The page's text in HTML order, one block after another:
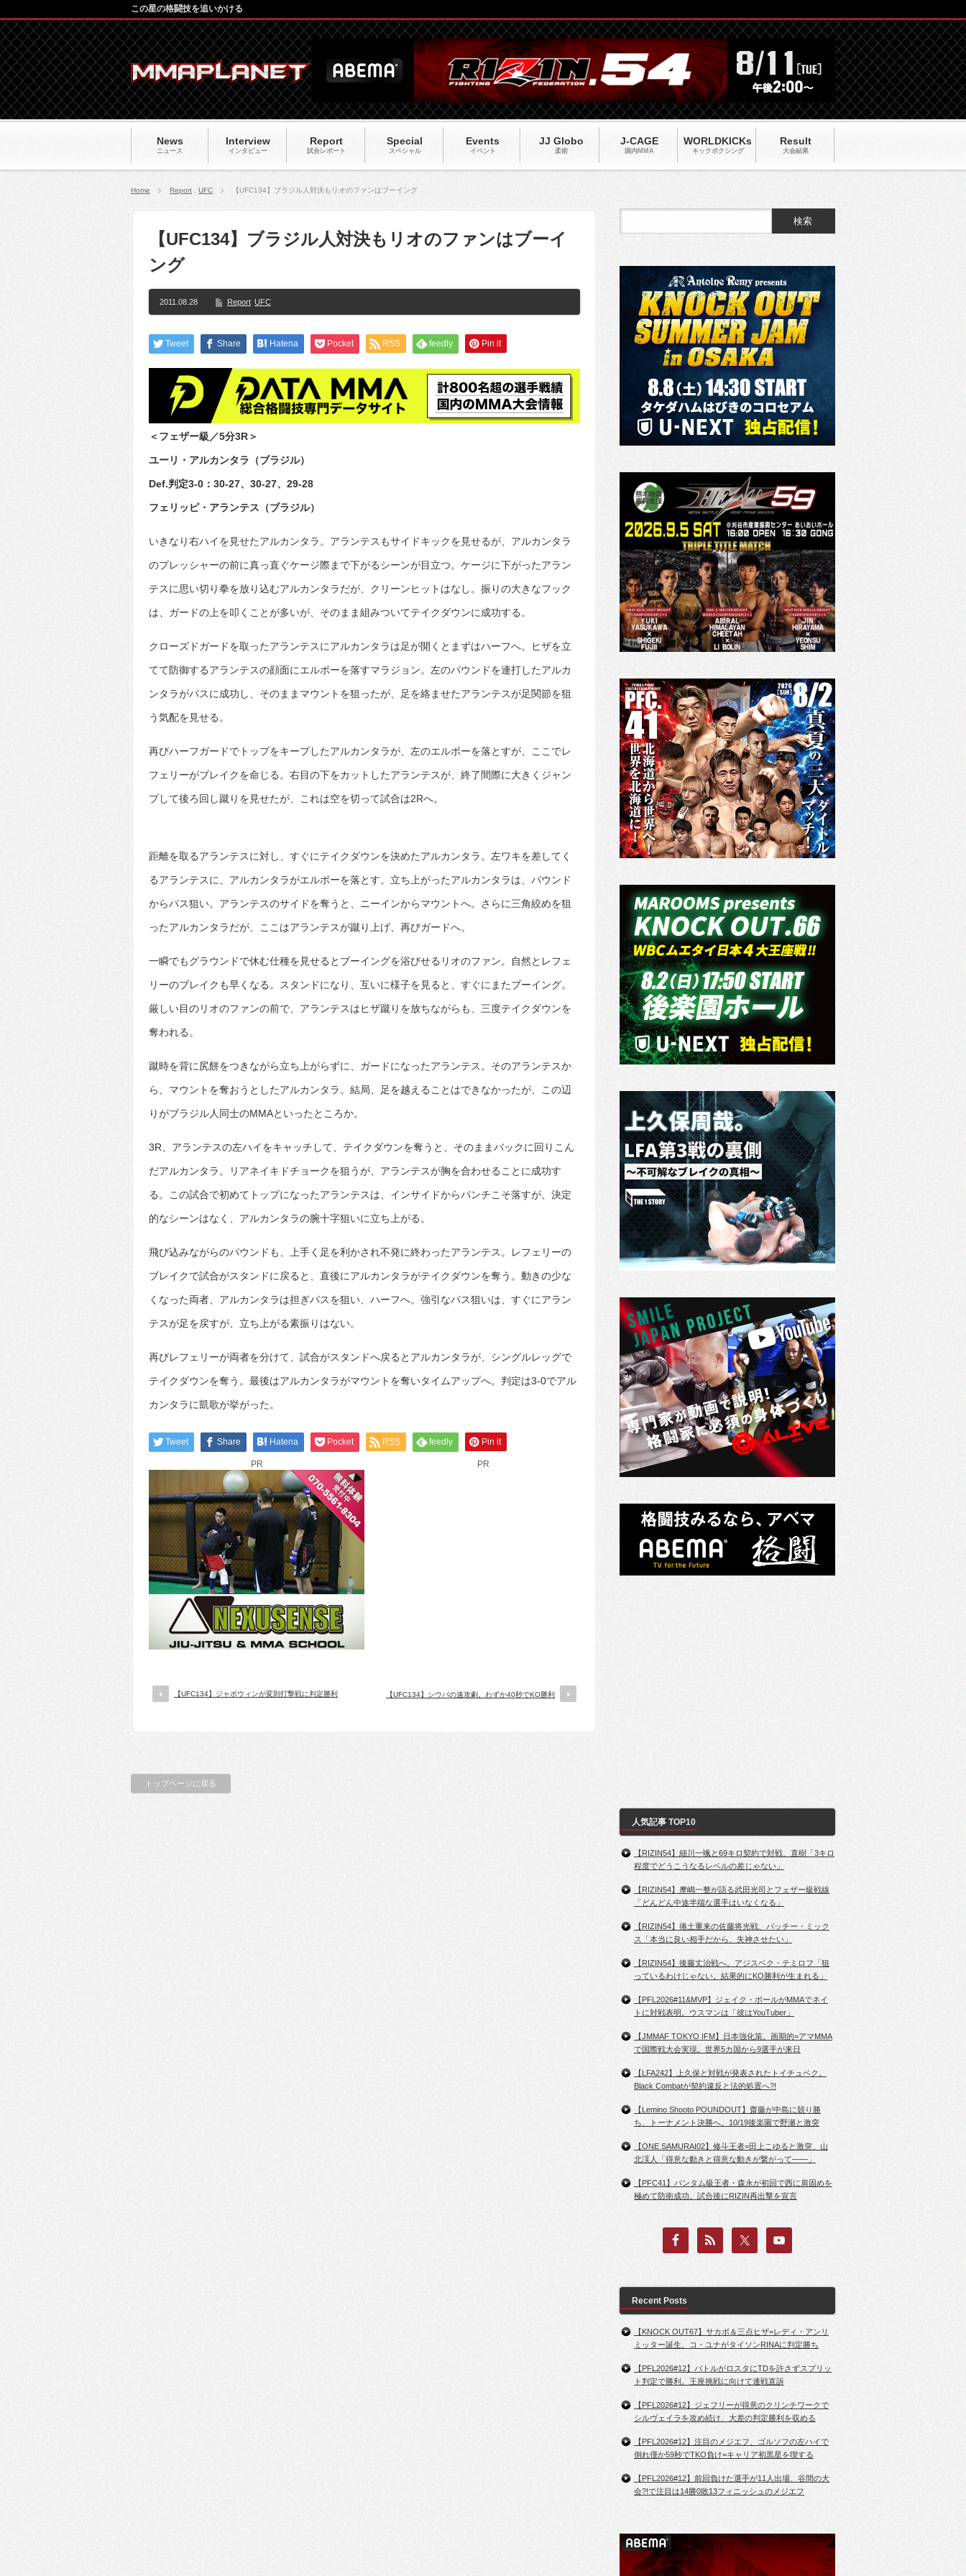
News
ニュース
Interview
インタビュー
Report
試合レポート
Special
スペシャル
Events
イベント
JJ Globo
柔術
J-CAGE
国内MMA
WORLDKICKs
キックポクシング
Result
大会結果
この星の格闘技を追いかける
Home Report UFC 【UFC134】ブラジル人対決もリオのファンはブーイング
【UFC134】ブラジル人対決もリオのファンはブーイ
ング
2011.08.28 Report UFC
Tweet Share Hatena Pocket RSS feedly Pin it
＜フェザー級／5分3R＞
ユーリ・アルカンタラ（ブラジル）
Def.判定3-0：30-27、30-27、29-28
フェリッピ・アランテス（ブラジル）
いきなり右ハイを見せたアルカンタラ。アランテスもサイドキックを見せるが、アルカンタラ
のプレッシャーの前に真っ直ぐケージ際まで下がるシーンが目立つ。ケージに下がったアラン
テスに思い切り拳を放り込むアルカンタラだが、クリーンヒットはなし。振りの大きなフック
は、ガードの上を叩くことが多いが、そのまま組みついてテイクダウンに成功する。
クローズドガードを取ったアランテスにアルカンタラは足が開くとまずはハーフへ。ヒザを立
てて防御するアランテスの顔面にエルボーを落すマラジョン。左のパウンドを連打したアルカ
ンタラがパスに成功し、そのままマウントを狙ったが、足を絡ませたアランテスが足関節を狙
う気配を見せる。
再びハーフガードでトップをキープしたアルカンタラが、左のエルボーを落とすが、ここでレ
フェリーがブレイクを命じる。右目の下をカットしたアランテスが、終了間際に大きくジャン
プして後ろ回し蹴りを見せたが、これは空を切って試合は2Rへ。
距離を取るアランテスに対し、すぐにテイクダウンを決めたアルカンタラ。左ワキを差してく
るアランテスに、アルカンタラがエルボーを落とす。立ち上がったアルカンタラは、パウンド
からパス狙い。アランテスのサイドを奪うと、ニーインからマウントへ。さらに三角絞めを狙
ったアルカンタラだが、ここはアランテスが蹴り上げ、再びガードへ。
一瞬でもグラウンドで休む仕種を見せるとブーイングを浴びせるリオのファン。自然とレフェ
リーのブレイクも早くなる。スタンドになり、互いに様子を見ると、すぐにまたブーイング。
厳しい目のリオのファンの前で、アランテスはヒザ蹴りを放ちながらも、三度テイクダウンを
奪われる。
蹴時を背に尻餅をつきながら立ち上がらずに、ガードになったアランテス。そのアランテスか
ら、マウントを奪おうとしたアルカンタラ。結局、足を越えることはできなかったが、この辺
りがブラジル人同士のMMAといったところか。
3R、アランテスの左ハイをキャッチして、テイクダウンを奪うと、そのままバックに回りこん
だアルカンタラ。リアネイキドチョークを狙うが、アランテスが胸を合わせることに成功す
る。この試合で初めてトップになったアランテスは、インサイドからパンチこそ落すが、決定
的なシーンはなく、アルカンタラの腕十字狙いに立ち上がる。
飛び込みながらのパウンドも、上手く足を利かされ不発に終わったアランテス。レフェリーの
ブレイクで試合がスタンドに戻ると、直後にアルカンタラがテイクダウンを奪う。動きの少な
くなった両者、アルカンタラは担ぎパスを狙い、ハーフへ。強引なパス狙いは、すぐにアラン
テスが足を戻すが、立ち上がる素振りはない。
再びレフェリーが両者を分けて、試合がスタンドへ戻るとアルカンタラが、シングルレッグで
テイクダウンを奪う。最後はアルカンタラがマウントを奪いタイムアップへ。判定は3-0でアル
カンタラに凱歌が挙がった。
Tweet Share Hatena Pocket RSS feedly Pin it
PR PR
【UFC134】ジャボウィンが変則打撃戦に判定勝利 【UFC134】シウバの速攻劇。わずか40秒でKO勝利
トップページに戻る
人気記事 TOP10
【RIZIN54】細川一颯と69キロ契約で対戦、直樹「3キロ
程度でどうこうなるレベルの差じゃない」
【RIZIN54】摩嶋一整が語る武田光司とフェザー級戦線
「どんどん中途半端な選手はいなくなる」
【RIZIN54】捲土重来の佐藤将光戦、パッチー・ミック
ス「本当に良い相手だから、失神させたい」
【RIZIN54】後藤丈治戦へ。アジスベク・テミロフ「狙
っているわけじゃない。結果的にKO勝利が生まれる」
【PFL2026#11&MVP】ジェイク・ポールがMMAでネイ
トに対戦表明。ウスマンは「彼はYouTuber」
【JMMAF TOKYO IFM】日本強化策。画期的=アマMMA
で国際戦大会実現。世界5カ国から9選手が来日
【LFA242】上久保と対戦が発表されたトイチュベク。
Black Combatが契約違反と法的処置へ?!
【Lemino Shooto POUNDOUT】齋藤が中島に競り勝
ち、トーナメント決勝へ。10/19後楽園で野瀬と激突
【ONE SAMURAI02】修斗王者=田上こゆると激突、山
北渓人「得意な動きと得意な動きが繋がって――」
【PFC41】バンタム級王者・森永が初回で西に肩固めを
極めて防衛成功。試合後にRIZIN再出撃を宣言
Recent Posts
【KNOCK OUT67】サカボ＆三点ヒザ=レディ・アンリ
ミッター誕生。コ・ユナがタイソンRINAに判定勝ち
【PFL2026#12】バトルがロスタにTDを許さずスプリッ
ト判定で勝利。王座挑戦に向けて連戦直訴
【PFL2026#12】ジェフリーが得意のクリンチワークで
シルヴェイラを攻め続け、大差の判定勝利を収める
【PFL2026#12】注目のメジエフ、ゴルソフの左ハイで
倒れ僅か59秒でTKO負け=キャリア初黒星を喫する
【PFL2026#12】前回負けた選手が11人出場、谷間の大
会?!で注目は14勝0敗13フィニッシュのメジエフ